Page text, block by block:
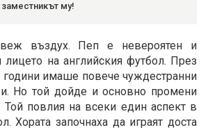
заместникът му!
въздух. Пеп е невероятен и
на английския футбол. През
години имаше повече чуждестранни
Но той дойде и основно промени
Той повлия на всеки един аспект в
Хората започнаха да играят доста